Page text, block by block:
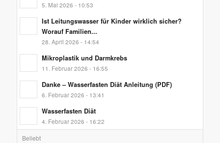
5. Mai 2026 - 10:53
Ist Leitungswasser für Kinder wirklich sicher?
Worauf Familien...
28. April 2026 - 14:54
Mikroplastik und Darmkrebs
11. Februar 2026 - 16:55
Danke – Wasserfasten Diät Anleitung (PDF)
6. Februar 2026 - 13:41
Wasserfasten Diät
4. Februar 2026 - 16:22
Beliebt